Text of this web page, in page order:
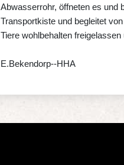
Abwasserrohr, öffneten es und
Transportkiste und begleitet
Tiere wohlbehalten
E.Bekendorp--HHA